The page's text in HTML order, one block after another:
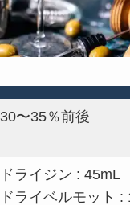
30〜35％前後
ドライジン : 45mL
ドライベルモット :